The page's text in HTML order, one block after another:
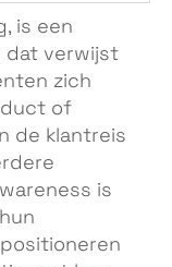
is een
dat verwijst
zich
of
de klantreis
is